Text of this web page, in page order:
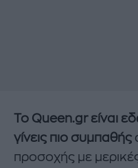
Το Queen.gr είναι
γίνεις πιο συμπαθής
προσοχής με